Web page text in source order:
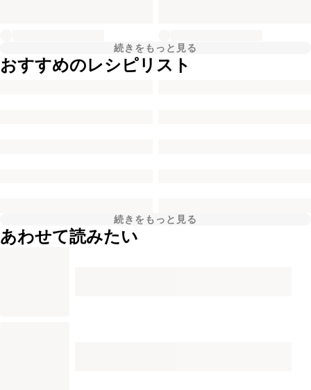
続きをもっと見る
おすすめのレシピリスト
続きをもっと見る
あわせて読みたい